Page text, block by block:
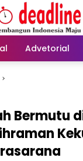
Advetorial
Bermutu